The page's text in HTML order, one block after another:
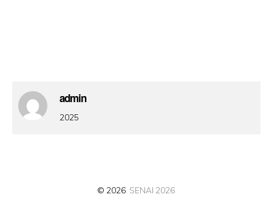
admin
2025
© 2026 SENAI 2026